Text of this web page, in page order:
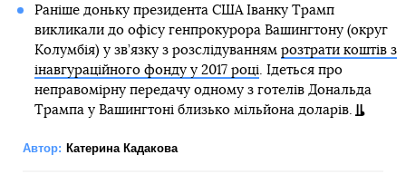
Раніше доньку президента США Іванку Трамп
викликали до офісу генпрокурора Вашингтону (округ
Колумбія) у зв’язку з розслідуванням розтрати коштів з
інавгураційного фонду у 2017 році. Ідеться про
неправомірну передачу одному з готелів Дональда
Трампа у Вашингтоні близько мільйона доларів.
Автор: Катерина Кадакова